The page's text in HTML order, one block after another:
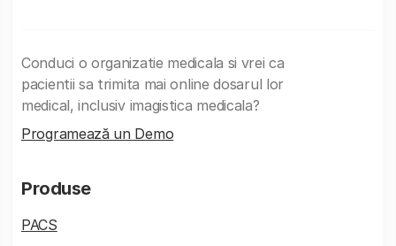
Conduci o organizatie medicala si vrei ca
pacientii sa trimita mai online dosarul lor
medical, inclusiv imagistica medicala?
Programează un Demo
Produse
PACS